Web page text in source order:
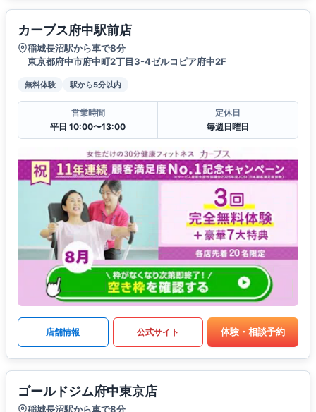
カーブス府中駅前店
稲城長沼駅から車で8分
東京都府中市府中町2丁目3-4ゼルコピア府中2F
無料体験 駅から5分以内
営業時間
平日 10:00〜13:00
定休日
毎週日曜日
店舗情報 公式サイト 体験・相談予約
ゴールドジム府中東京店
稲城長沼駅から車で8分